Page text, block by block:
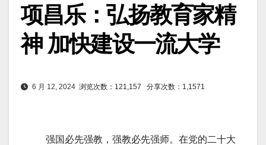
项昌乐：弘扬教育家精
神 加快建设一流大学
6 月 12, 2024 浏览次数：121,157 分享次数：1,1571
强国必先强教，强教必先强师。在党的二十大